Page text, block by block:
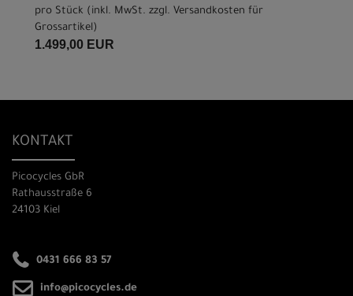
pro Stück (inkl. MwSt. zzgl. Versandkosten für
Grossartikel)
1.499,00 EUR
KONTAKT
Picocycles GbR
Rathausstraße 6
24103 Kiel
0431 666 83 57
info@picocycles.de